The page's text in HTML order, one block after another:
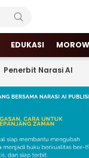
EDUKASI
Penerbit Narasi AI